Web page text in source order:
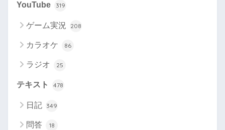
YouTube 319
ゲーム実況 208
カラオケ 86
ラジオ 25
テキスト 478
日記 349
問答 18